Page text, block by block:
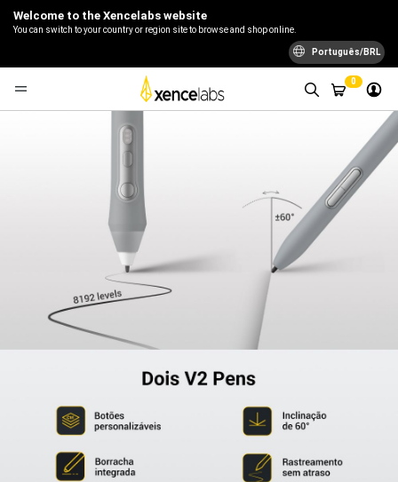
Welcome to the Xencelabs website
You can switch to your country or region site to browse and shop online.
Português/BRL
0